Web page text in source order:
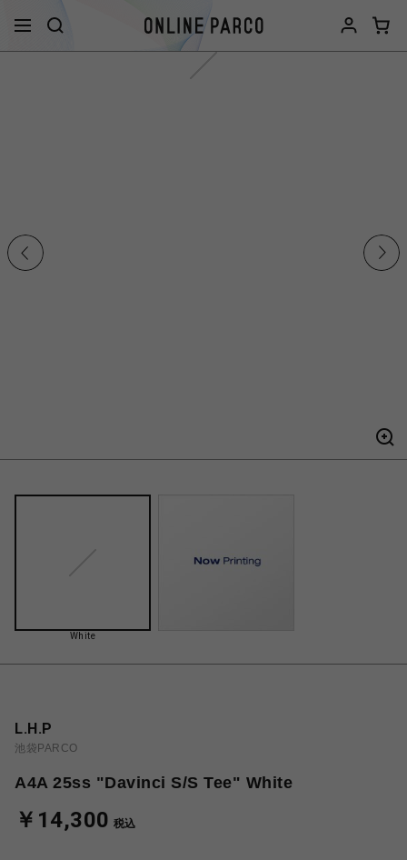
White
L.H.P
池袋PARCO
A4A 25ss "Davinci S/S Tee" White
￥14,300 税込